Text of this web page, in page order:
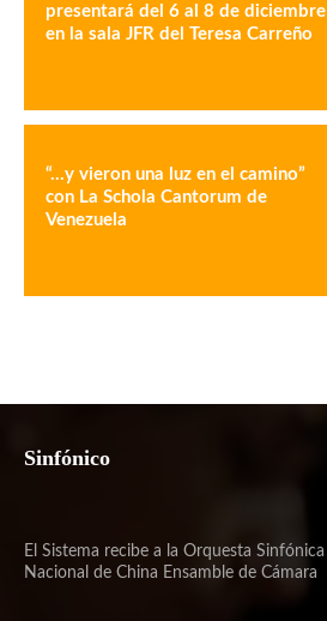
presentará del 6 al 8 de diciembre
en la sala JFR del Teresa Carreño
“…y vieron una luz en el camino”
con La Schola Cantorum de
Venezuela
Sinfónico
El Sistema recibe a la Orquesta Sinfónica
Nacional de China Ensamble de Cámara